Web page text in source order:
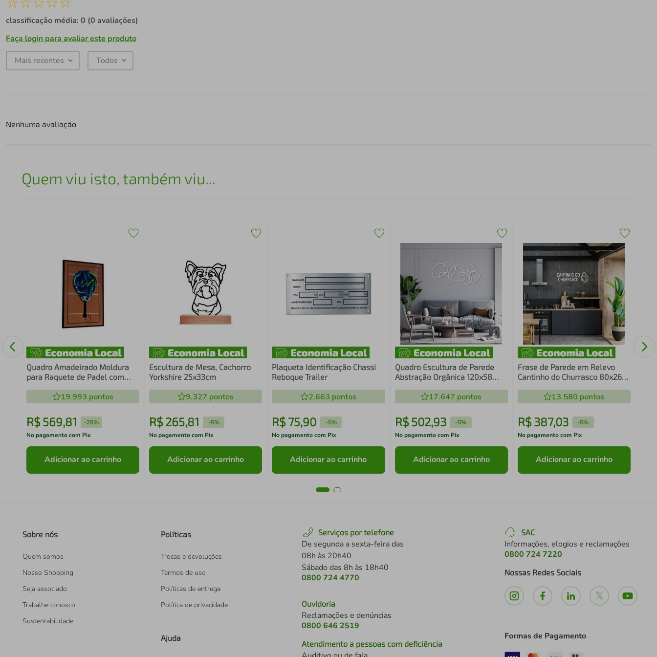
classificação média: 0 (0 avaliações)
Faça login para avaliar este produto
Mais recentes Todos
Nenhuma avaliação
Quem viu isto, também viu...
Quadro Amadeirado Moldura
para Raquete de Padel com
19.993 pontos
R$ 569,81 -25%
No pagamento com Pix
Adicionar ao carrinho
Escultura de Mesa, Cachorro
Yorkshire 25x33cm
9.327 pontos
R$ 265,81 -5%
No pagamento com Pix
Adicionar ao carrinho
Plaqueta Identificação Chassi
Reboque Trailer
2.663 pontos
R$75,90 -5%
No pagamento com Pix
Adicionar ao carrinho
Quadro Escultura de Parede
Abstração Orgânica 120x58
17.647 pontos
R$ 502,93 -5%
No pagamento com Pix
Adicionar ao carrinho
Frase de Parede em Relevo
Cantinho do Churrasco 80x26
13.580 pontos
R$ 387,03 -5%
No pagamento com Pix
Adicionar ao carrinho
Sobre nós
Quem somos
Nosso Shopping
Seja associado
Trabalhe conosco
Sustentabilidade
Políticas
Trocas e devoluções
Termos de uso
Políticas de entrega
Política de privacidade
Ajuda
Serviços por telefone
De segunda a sexta-feira das
08h às 20h40
Sábado das 8h às 18h40
0800 724 4770
Ouvidoria
Reclamações e denúncias
0800 646 2519
Atendimento a pessoas com deficiência
SAC
Informações, elogios e reclamações
0800 724 7220
Nossas Redes Sociais
Formas de Pagamento